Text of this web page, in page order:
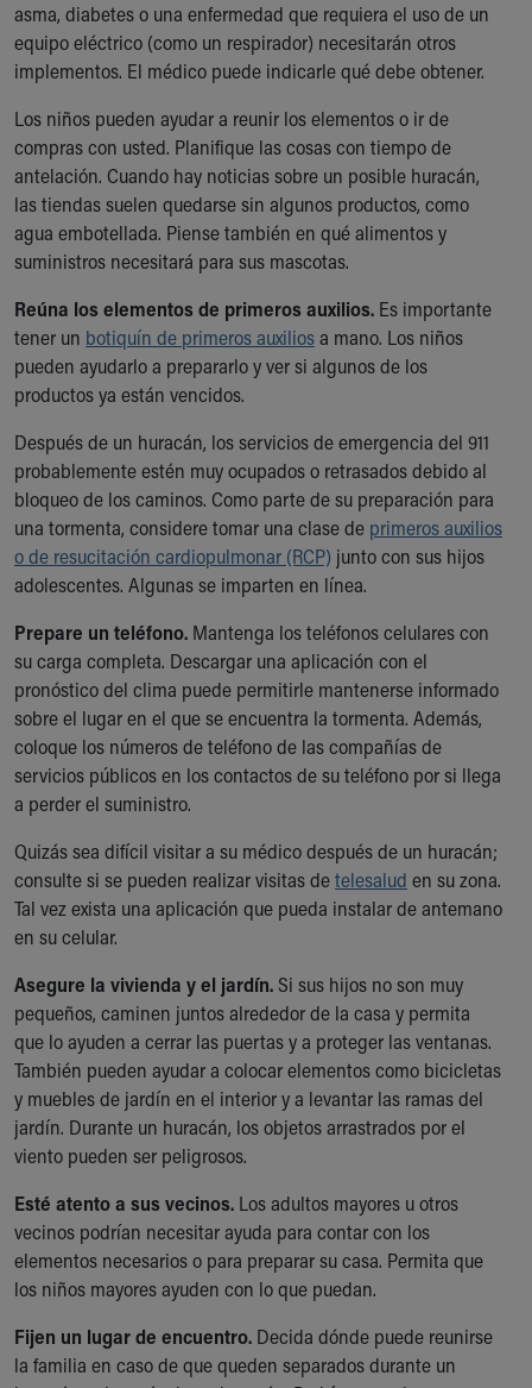
Quality and Patient Safety
Unity and Engagement
Women's Board
More childhood, please.™
Cincinnati Children's
Your Visit
MyChart Telehealth Visits
Directions
Doggie Brigade
During Your Visit
Financial Services
Rest Accommodations
Visiting
Gift Shop
Department of Public Safety
Health Info
Health Information
Healthy Info, Healthy Kids
Inside Children's Blog
KidsHealth Topics
Educational Resources
Injury Prevention
Medical Records
Symptom Checker
Skip to main content
asma, diabetes o una enfermedad que requiera el uso de un
equipo eléctrico (como un respirador) necesitarán otros
implementos. El médico puede indicarle qué debe obtener.
Los niños pueden ayudar a reunir los elementos o ir de
compras con usted. Planifique las cosas con tiempo de
antelación. Cuando hay noticias sobre un posible huracán,
las tiendas suelen quedarse sin algunos productos, como
agua embotellada. Piense también en qué alimentos y
suministros necesitará para sus mascotas.
Reúna los elementos de primeros auxilios. Es importante
tener un botiquín de primeros auxiliosa mano. Los niños
pueden ayudarlo a prepararlo y ver si algunos de los
productos ya están vencidos.
Después de un huracán, los servicios de emergencia del 911
probablemente estén muy ocupados o retrasados debido al
bloqueo de los caminos. Como parte de su preparación para
una tormenta, considere tomar una clase de primeros auxilios
o de resucitación cardiopulmonar (RCP) junto con sus hijos
adolescentes. Algunas se imparten en línea.
Prepare un teléfono. Mantenga los teléfonos celulares con
su carga completa. Descargar una aplicación con el
pronóstico del clima puede permitirle mantenerse informado
sobre el lugar en el que se encuentra la tormenta. Además,
coloque los números de teléfono de las compañías de
servicios públicos en los contactos de su teléfono por si llega
a perder el suministro.
Quizás sea difícil visitar a su médico después de un huracán;
consulte si se pueden realizar visitas detelesalud en su zona.
Tal vez exista una aplicación que pueda instalar de antemano
en su celular.
Asegure la vivienda y el jardín. Si sus hijos no son muy
pequeños, caminen juntos alrededor de la casa y permita
que lo ayuden a cerrar las puertas y a proteger las ventanas.
También pueden ayudar a colocar elementos como bicicletas
y muebles de jardín en el interior y a levantar las ramas del
jardín. Durante un huracán, los objetos arrastrados por el
viento pueden ser peligrosos.
Esté atento a sus vecinos. Los adultos mayores u otros
vecinos podrían necesitar ayuda para contar con los
elementos necesarios o para preparar su casa. Permita que
los niños mayores ayuden con lo que puedan.
Fijen un lugar de encuentro. Decida dónde puede reunirse
la familia en caso de que queden separados durante un